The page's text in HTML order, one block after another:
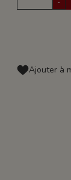
-
Ajouter à